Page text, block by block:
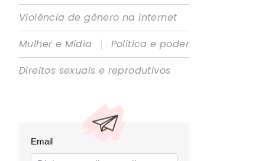
Violência de gênero na internet
Mulher e Mídia
|
Política e poder
Direitos sexuais e reprodutivos